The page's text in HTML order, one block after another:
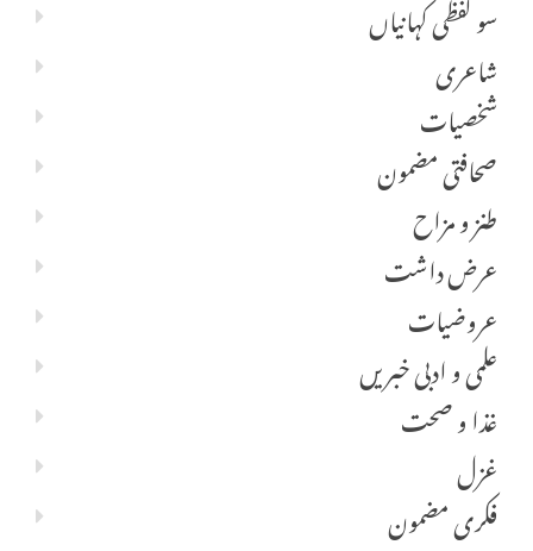
سو لفظی کہانیاں
شاعری
شخصیات
صحافتی مضمون
طنز و مزاح
عرض داشت
عروضیات
علمی و ادبی خبریں
غذا و صحت
غزل
فکری مضمون